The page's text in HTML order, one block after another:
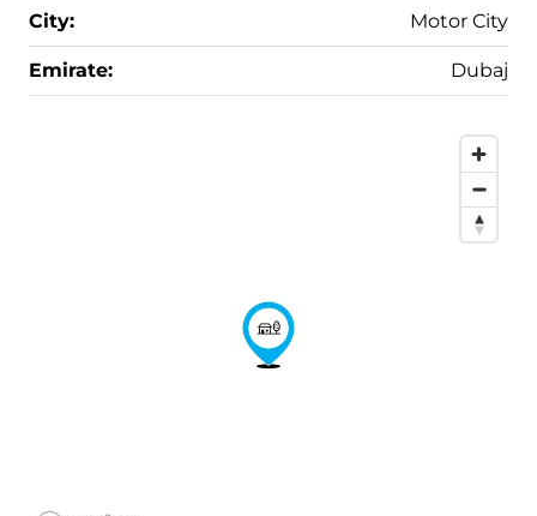
City: Motor City
Emirate: Dubaj